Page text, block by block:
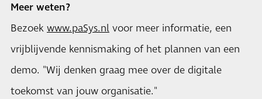
Meer weten?
Bezoek www.paSys.nl voor meer informatie, een
vrijblijvende kennismaking of het plannen van een
demo. "Wij denken graag mee over de digitale
toekomst van jouw organisatie."